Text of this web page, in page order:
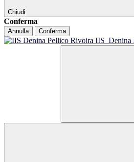
Chiudi
Conferma
Annulla Conferma
IIS Denina